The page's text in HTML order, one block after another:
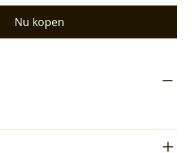
Nu kopen